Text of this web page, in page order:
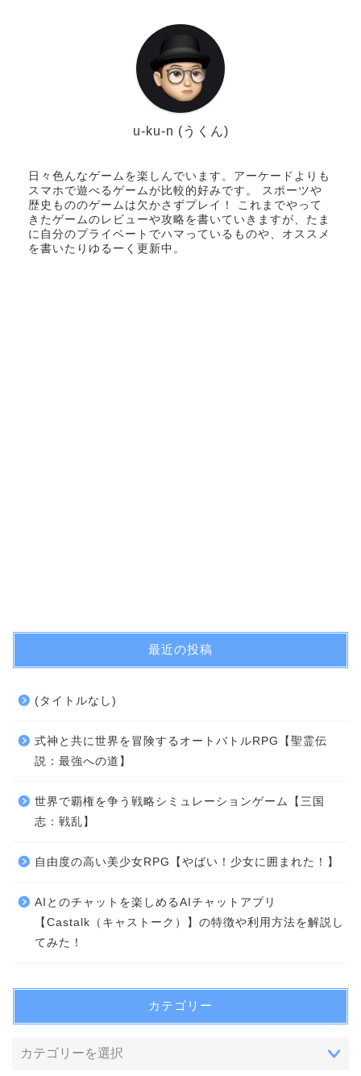
u-ku-n (うくん)
日々色んなゲームを楽しんでいます。アーケードよりも
スマホで遊べるゲームが比較的好みです。 スポーツや
歴史もののゲームは欠かさずプレイ！ これまでやって
きたゲームのレビューや攻略を書いていきますが、たま
に自分のプライベートでハマっているものや、オススメ
を書いたりゆるーく更新中。
最近の投稿
(タイトルなし)
式神と共に世界を冒険するオートバトルRPG【聖霊伝
説：最強への道】
世界で覇権を争う戦略シミュレーションゲーム【三国
志：戦乱】
自由度の高い美少女RPG【やばい！少女に囲まれた！】
AIとのチャットを楽しめるAIチャットアプリ
【Castalk（キャストーク）】の特徴や利用方法を解説し
てみた！
カテゴリー